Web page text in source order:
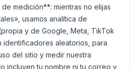
medición**: mientras no elijas
usamos analítica de
y de Google, Meta, TikTok
identificadores aleatorios, para
del sitio y medir nuestra
incluyen tu nombre ni tu correo y